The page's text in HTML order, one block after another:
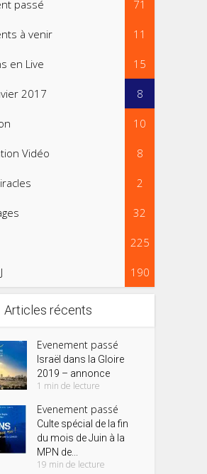
passé 71
à venir 11
en Live 15
2017 8
10
Vidéo 8
2
32
225
190
Articles récents
Evenement passé
Israël dans la Gloire
2019 – annonce
1 min de lecture
Evenement passé
Culte spécial de la fin
du mois de Juin à la
MPN de...
19 min de lecture